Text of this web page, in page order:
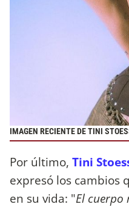
IMAGEN RECIENTE DE TINI
Por último, Tini
expresó los cambios
en su vida: "El cuerpo